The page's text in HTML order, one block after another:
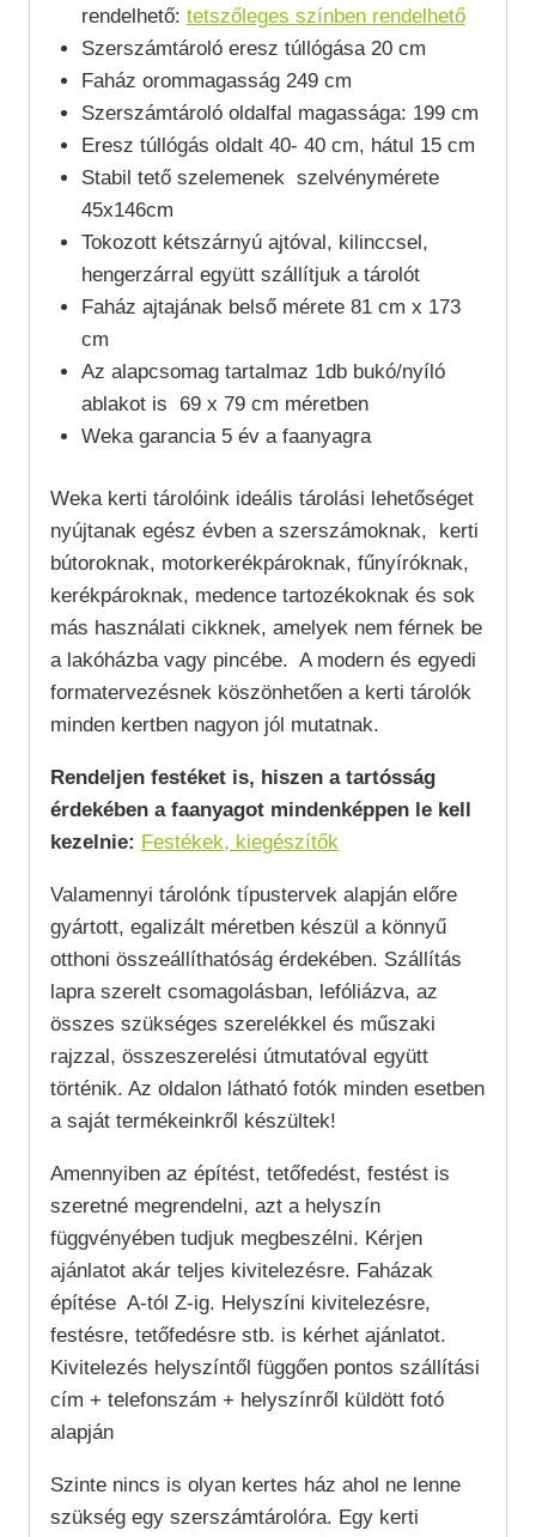
rendelhető: tetszőleges színben rendelhető
Szerszámtároló eresz túllógása 20 cm
Faház orommagasság 249 cm
Szerszámtároló oldalfal magassága: 199 cm
Eresz túllógás oldalt 40- 40 cm, hátul 15 cm
Stabil tető szelemenek szelvénymérete
45x146cm
Tokozott kétszárnyú ajtóval, kilinccsel,
hengerzárral együtt szállítjuk a tárolót
Faház ajtajának belső mérete 81 cm x 173
cm
Az alapcsomag tartalmaz 1db bukó/nyíló
ablakot is 69 x 79 cm méretben
Weka garancia 5 év a faanyagra
Weka kerti tárolóink ideális tárolási lehetőséget
nyújtanak egész évben a szerszámoknak, kerti
bútoroknak, motorkerékpároknak, fűnyíróknak,
kerékpároknak, medence tartozékoknak és sok
más használati cikknek, amelyek nem férnek be
a lakóházba vagy pincébe. A modern és egyedi
formatervezésnek köszönhetően a kerti tárolók
minden kertben nagyon jól mutatnak.
Rendeljen festéket is, hiszen a tartósság
érdekében a faanyagot mindenképpen le kell
kezelnie: Festékek, kiegészítők
Valamennyi tárolónk típustervek alapján előre
gyártott, egalizált méretben készül a könnyű
otthoni összeállíthatóság érdekében. Szállítás
lapra szerelt csomagolásban, lefóliázva, az
összes szükséges szerelékkel és műszaki
rajzzal, összeszerelési útmutatóval együtt
történik. Az oldalon látható fotók minden esetben
a saját termékeinkről készültek!
Amennyiben az építést, tetőfedést, festést is
szeretné megrendelni, azt a helyszín
függvényében tudjuk megbeszélni. Kérjen
ajánlatot akár teljes kivitelezésre. Faházak
építése A-tól Z-ig. Helyszíni kivitelezésre,
festésre, tetőfedésre stb. is kérhet ajánlatot.
Kivitelezés helyszíntől függően pontos szállítási
cím + telefonszám + helyszínről küldött fotó
alapján
Szinte nincs is olyan kertes ház ahol ne lenne
szükség egy szerszámtárolóra. Egy kerti